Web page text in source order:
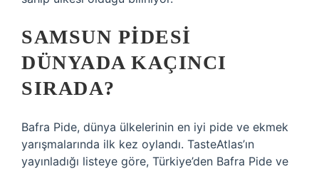
SAMSUN PIDESI
DÜNYADA KAÇINCI
SIRADA?
Bafra Pide, dünya ülkelerinin en iyi pide ve ekmek
yarışmalarında ilk kez oylandı. TasteAtlas’ın
yayınladığı listeye göre, Türkiye’den Bafra Pide ve